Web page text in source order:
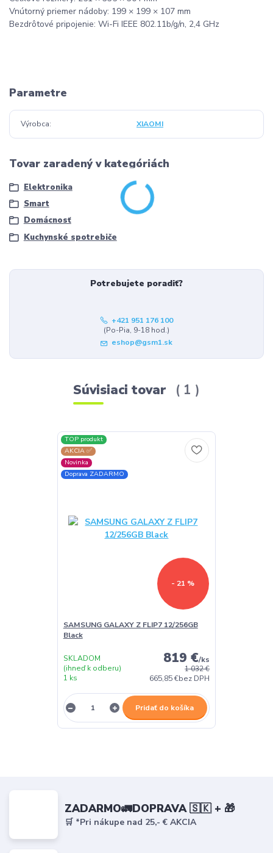
Vnútorný priemer nádoby: 199 × 199 × 107 mm
Bezdrôtové pripojenie: Wi-Fi IEEE 802.11b/g/n, 2,4 GHz
Parametre
Výrobca XIAOMI
Tovar zaradený v kategóriách
Elektronika
Smart
Domácnosť
Kuchynské spotrebiče
Potrebujete poradiť?
+421 951 176 100
(Po-Pia, 9-18 hod.)
eshop@gsm1.sk
Súvisiaci tovar 1
TOP produkt
AKCIA ✅
Novinka
Doprava ZADARMO
- 21 %
SAMSUNG GALAXY Z FLIP7 12/256GB
Black
1 032 €
819 €/ks
665,85 €bez DPH
SKLADOM
(ihneď k odberu)
1 ks
Pridať do košíka
ZADARMO🚛DOPRAVA 🇸🇰 + 🎁
🛒 *Pri nákupe nad 25,- € AKCIA